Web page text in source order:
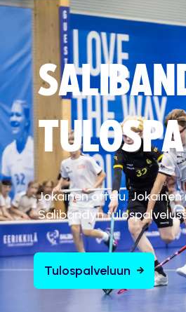
Jokainen ottelu. Jokainen
Salibandyn
Tulospalveluun